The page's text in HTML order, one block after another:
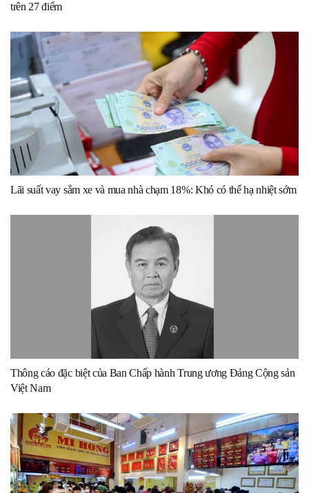
trên 27 điểm
Lãi suất vay sắm xe và mua nhà chạm 18%: Khó có thể hạ nhiệt sớm
Thông cáo đặc biệt của Ban Chấp hành Trung ương Đảng Cộng sản
Việt Nam